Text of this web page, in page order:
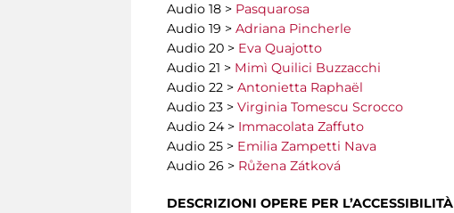
Audio 18 > Pasquarosa
Audio 19 > Adriana Pincherle
Audio 20 > Eva Quajotto
Audio 21 > Mimì Quilici Buzzacchi
Audio 22 > Antonietta Raphaël
Audio 23 > Virginia Tomescu Scrocco
Audio 24 > Immacolata Zaffuto
Audio 25 > Emilia Zampetti Nava
Audio 26 > Růžena Zátková
DESCRIZIONI OPERE PER L’ACCESSIBILITÀ